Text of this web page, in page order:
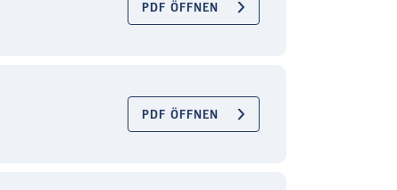
PDF ÖFFNEN
PDF ÖFFNEN